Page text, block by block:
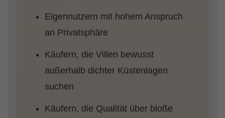
Eigennutzern mit hohem Anspruch
an Privatsphäre
Käufern, die Villen bewusst
außerhalb dichter Küstenlagen
suchen
Käufern, die Qualität über bloße